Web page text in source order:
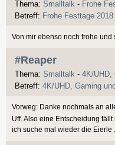
Thema: Smalltalk - Frohe
Betreff: Frohe Festtage 2018
Von mir ebenso noch frohe und
#Reaper
Thema: Smalltalk - 4K/UHD,
Betreff: 4K/UHD, Gaming
Vorweg: Danke nochmals an
Uff. Also eine Entscheidung
ich suche mal wieder die Eierle ...